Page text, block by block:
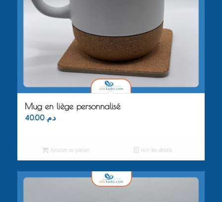
Mug en liège personnalisé
د.م. 40.00
Ajouter au panier Voir les détails